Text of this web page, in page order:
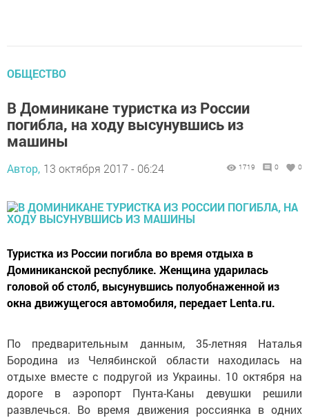
ОБЩЕСТВО
В Доминикане туристка из России
погибла, на ходу высунувшись из
машины
Автор, 13 октября 2017 - 06:24 1719 0 0
Туристка из России погибла во время отдыха в
Доминиканской республике. Женщина ударилась
головой об столб, высунувшись полуобнаженной из
окна движущегося автомобиля, передает Lenta.ru.
По предварительным данным, 35-летняя Наталья
Бородина из Челябинской области находилась на
отдыхе вместе с подругой из Украины. 10 октября на
дороге в аэропорт Пунта-Каны девушки решили
развлечься. Во время движения россиянка в одних